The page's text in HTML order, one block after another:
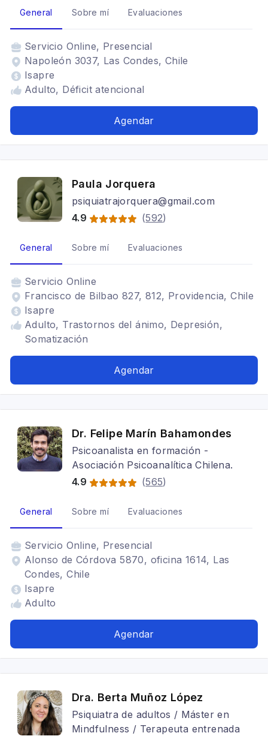
General Sobre mí Evaluaciones
Servicio Online, Presencial
Napoleón 3037, Las Condes, Chile
Isapre
Adulto, Déficit atencional
Agendar
Paula Jorquera
psiquiatrajorquera@gmail.com
4.9
(592)
General Sobre mí Evaluaciones
Servicio Online
Francisco de Bilbao 827, 812, Providencia, Chile
Isapre
Adulto, Trastornos del ánimo, Depresión,
Somatización
Agendar
Dr. Felipe Marín Bahamondes
Psicoanalista en formación -
Asociación Psicoanalítica Chilena.
4.9
(565)
General Sobre mí Evaluaciones
Servicio Online, Presencial
Alonso de Córdova 5870, oficina 1614, Las
Condes, Chile
Isapre
Adulto
Agendar
Dra. Berta Muñoz López
Psiquiatra de adultos / Máster en
Mindfulness / Terapeuta entrenada